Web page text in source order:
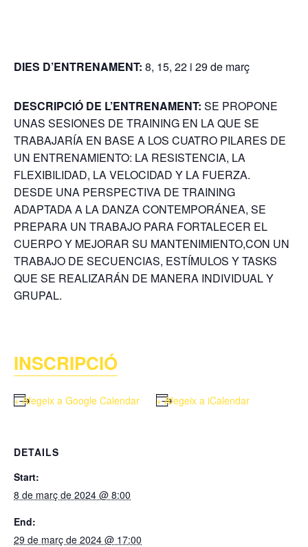
DIES D’ENTRENAMENT: 8, 15, 22 i 29 de març
DESCRIPCIÓ DE L’ENTRENAMENT: SE PROPONE
UNAS SESIONES DE TRAINING EN LA QUE SE
TRABAJARÍA EN BASE A LOS CUATRO PILARES DE
UN ENTRENAMIENTO: LA RESISTENCIA, LA
FLEXIBILIDAD, LA VELOCIDAD Y LA FUERZA.
DESDE UNA PERSPECTIVA DE TRAINING
ADAPTADA A LA DANZA CONTEMPORÁNEA, SE
PREPARA UN TRABAJO PARA FORTALECER EL
CUERPO Y MEJORAR SU MANTENIMIENTO,CON UN
TRABAJO DE SECUENCIAS, ESTÍMULOS Y TASKS
QUE SE REALIZARÁN DE MANERA INDIVIDUAL Y
GRUPAL.
INSCRIPCIÓ
+ Afegeix a Google Calendar + Afegeix a iCalendar
DETAILS
Start:
8 de març de 2024 @ 8:00
End:
29 de març de 2024 @ 17:00